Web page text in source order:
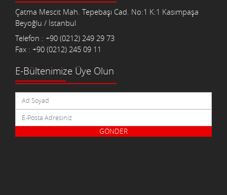
Çatma Mescit Mah. Tepebaşı Cad. No:1 K:1 Kasımpaşa
Beyoğlu / İstanbul
Telefon : +90 (0212) 249 29 73
Fax : +90 (0212) 245 09 11
E-Bültenimize Üye Olun